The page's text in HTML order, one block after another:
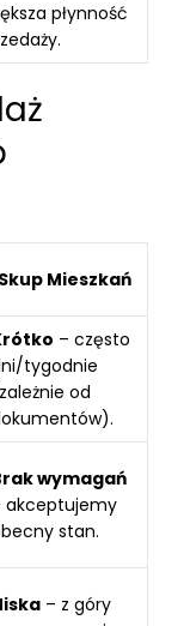
płynność
Skup Mieszkań
– często
tygodnie
od
wymagań
akceptujemy
stan.
– z góry